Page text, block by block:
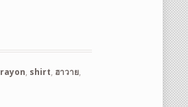
rayon, shirt, ฮาวาย,